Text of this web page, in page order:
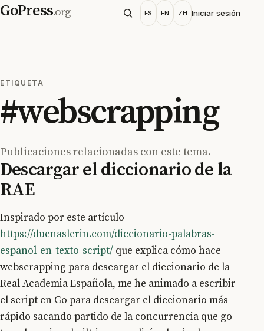
GoPress.org ES EN ZH Iniciar sesión
ETIQUETA
#webscrapping
Publicaciones relacionadas con este tema.
Descargar el diccionario de la
RAE
Inspirado por este artículo
https://duenaslerin.com/diccionario-palabras-
espanol-en-texto-script/ que explica cómo hace
webscrapping para descargar el diccionario de la
Real Academia Española, me he animado a escribir
el script en Go para descargar el diccionario más
rápido sacando partido de la concurrencia que go